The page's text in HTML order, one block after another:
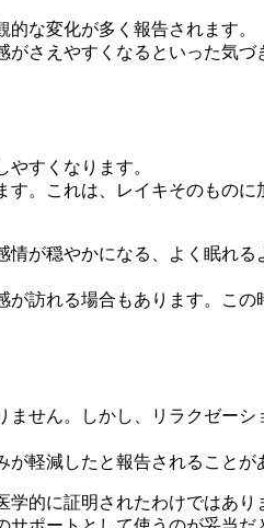
な変化が多く報告されます。
さえやすくなるといった気
すくなります。
。これは、レイキそのもの
が穏やかになる、よく眠れ
訪れる場合もあります。こ
せん。しかし、リラクゼー
軽減したと報告されることが
的に証明されたわけではあり